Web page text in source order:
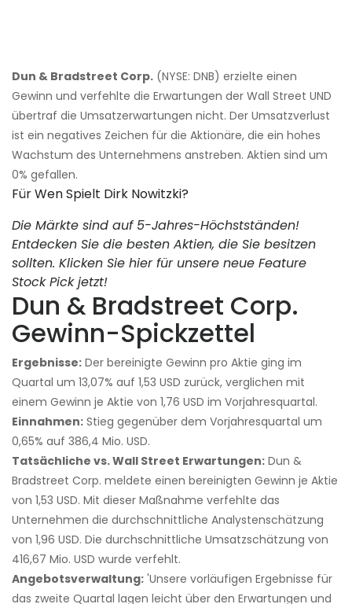
Dun & Bradstreet Corp. (NYSE: DNB) erzielte einen
Gewinn und verfehlte die Erwartungen der Wall Street UND
übertraf die Umsatzerwartungen nicht. Der Umsatzverlust
ist ein negatives Zeichen für die Aktionäre, die ein hohes
Wachstum des Unternehmens anstreben. Aktien sind um
0% gefallen.
Für Wen Spielt Dirk Nowitzki?
Die Märkte sind auf 5-Jahres-Höchstständen!
Entdecken Sie die besten Aktien, die Sie besitzen
sollten. Klicken Sie hier für unsere neue Feature
Stock Pick jetzt!
Dun & Bradstreet Corp.
Gewinn-Spickzettel
Ergebnisse: Der bereinigte Gewinn pro Aktie ging im
Quartal um 13,07% auf 1,53 USD zurück, verglichen mit
einem Gewinn je Aktie von 1,76 USD im Vorjahresquartal.
Einnahmen: Stieg gegenüber dem Vorjahresquartal um
0,65% auf 386,4 Mio. USD.
Tatsächliche vs. Wall Street Erwartungen: Dun &
Bradstreet Corp. meldete einen bereinigten Gewinn je Aktie
von 1,53 USD. Mit dieser Maßnahme verfehlte das
Unternehmen die durchschnittliche Analystenschätzung
von 1,96 USD. Die durchschnittliche Umsatzschätzung von
416,67 Mio. USD wurde verfehlt.
Angebotsverwaltung: 'Unsere vorläufigen Ergebnisse für
das zweite Quartal lagen leicht über den Erwartungen und